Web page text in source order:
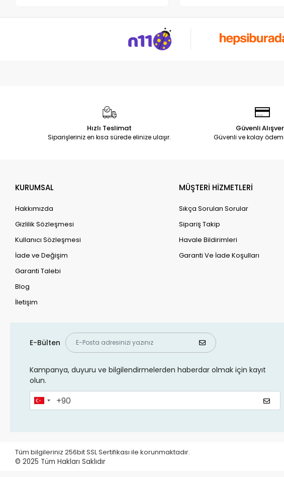
Hızlı Teslimat
Siparişleriniz en kısa sürede elinize ulaşır.
Güvenli
Güvenli ve kolay
KURUMSAL
Hakkımızda
Gizlilik Sözleşmesi
Kullanıcı Sözleşmesi
İade ve Değişim
Garanti Talebi
Blog
İletişim
MÜŞTERİ HİZMETLERİ
Sıkça Sorulan Sorular
Sipariş Takip
Havale Bildirimleri
Garanti Ve İade Koşulları
E-Bülten
Kampanya, duyuru ve bilgilendirmelerden haberdar olmak için kayıt
olun.
Tüm bilgileriniz 256bit SSL Sertifikası ile korunmaktadır.
© 2025 Tüm Hakları Saklıdır